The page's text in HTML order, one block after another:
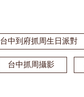
台中到府抓周生日派對
台中抓周攝影